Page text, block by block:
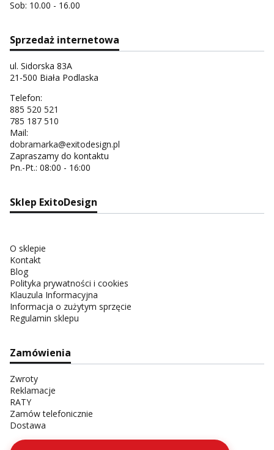
Sob: 10.00 - 16.00
Sprzedaż internetowa
ul. Sidorska 83A
21-500 Biała Podlaska
Telefon:
885 520 521
785 187 510
Mail:
dobramarka@exitodesign.pl
Zapraszamy do kontaktu
Pn.-Pt.: 08:00 - 16:00
Sklep ExitoDesign
O sklepie
Kontakt
Blog
Polityka prywatności i cookies
Klauzula Informacyjna
Informacja o zużytym sprzęcie
Regulamin sklepu
Zamówienia
Zwroty
Reklamacje
RATY
Zamów telefonicznie
Dostawa